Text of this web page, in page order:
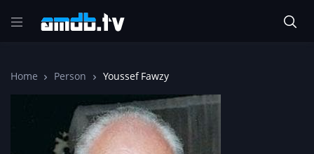
Home Person Youssef Fawzy